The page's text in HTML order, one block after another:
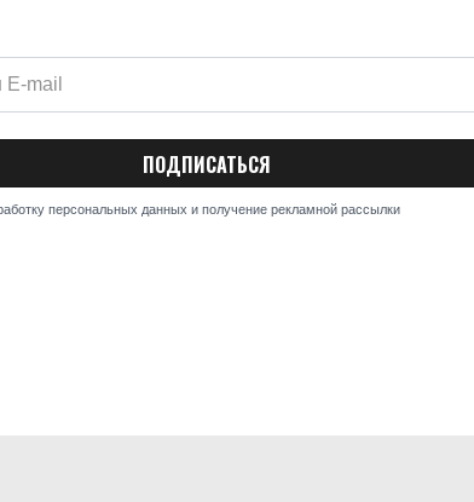
персональных данных и получение рекламной рассылки